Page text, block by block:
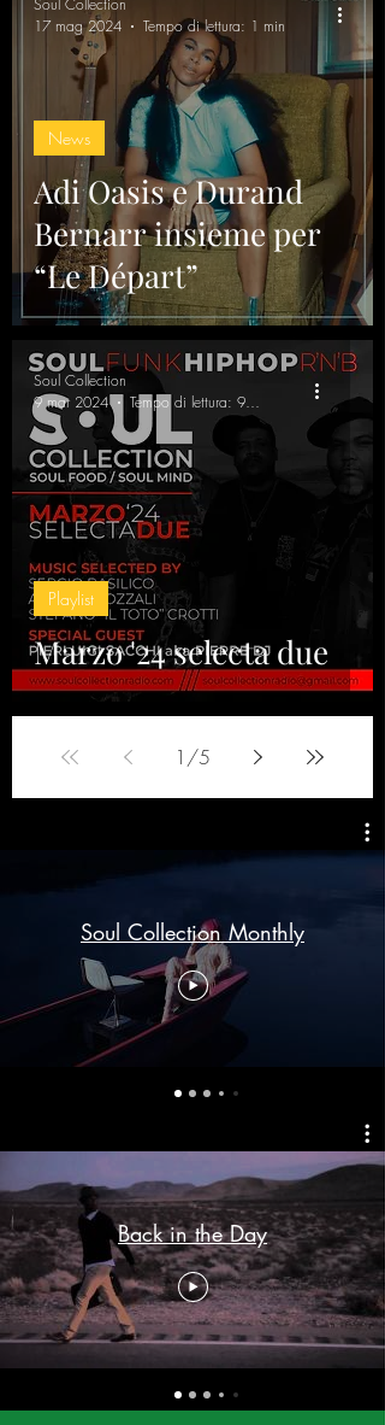
Adi Oasis e Durand
Bernarr insieme per
“Le Départ”
News
Soul Collection
17 mag 2024
Tempo di lettura: 1 min
Marzo '24 selecta due
Playlist
Soul Collection
9 mar 2024
Tempo di lettura: 9 min
1 /5
Soul Collection Monthly
Back in the Day